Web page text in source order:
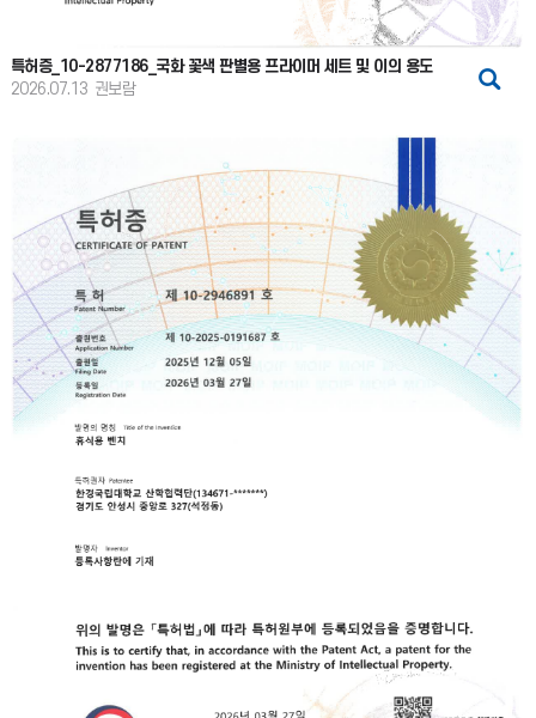
특허증_10-2877186_국화 꽃색 판별용 프라이머 세트 및 이의 용도
2026.07.13 권보람